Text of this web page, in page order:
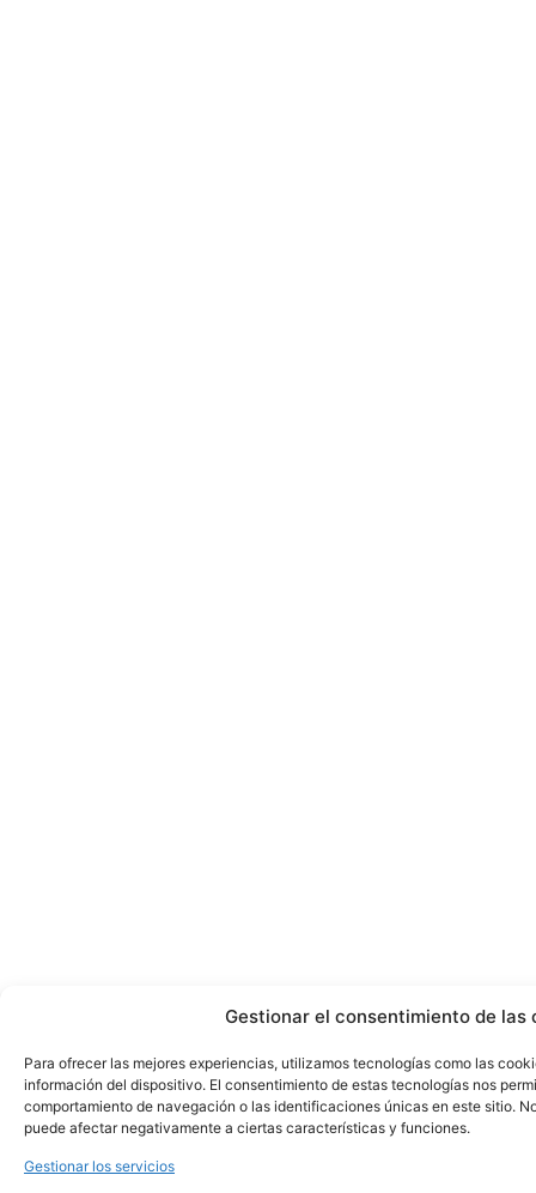
Gestionar el consentimiento de las
Para ofrecer las mejores experiencias, utilizamos tecnologías como las
información del dispositivo. El consentimiento de estas tecnologías nos
comportamiento de navegación o las identificaciones únicas en este sitio.
puede afectar negativamente a ciertas características y funciones.
Gestionar los servicios